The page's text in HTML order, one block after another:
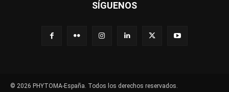
SÍGUENOS
© 2026 PHYTOMA-España. Todos los derechos reservados.